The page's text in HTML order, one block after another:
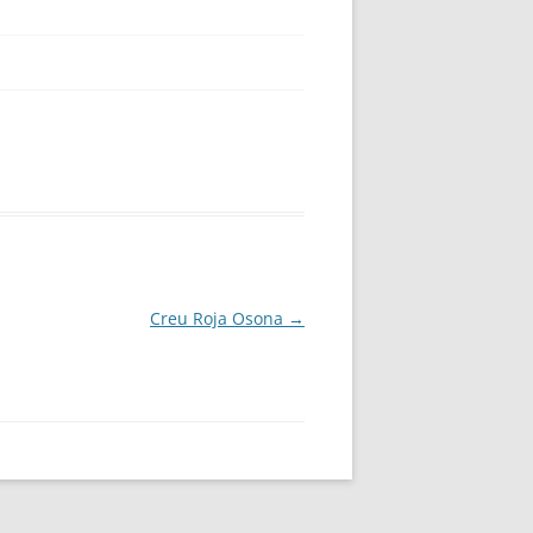
Creu Roja Osona →